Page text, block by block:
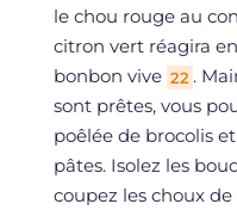
le chou rouge au
citron vert réagira
bonbon vive 22 .
sont prêtes, vous
poêlée de brocolis
pâtes. Isolez les
coupez les choux